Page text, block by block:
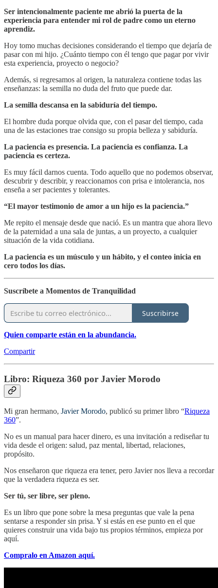
Ser intencionalmente paciente me abrió la puerta de la
experiencia para entender mi rol de padre como un eterno
aprendiz.
Hoy tomo muchas decisiones considerando el tiempo que dejaría de
pasar con mi hijo. ¿Cuánto tiempo con él tengo que pagar por vivir
esta experiencia, proyecto o negocio?
Además, si regresamos al origen, la naturaleza contiene todas las
enseñanzas: la semilla no duda del fruto que puede dar.
La semilla descansa en la sabiduría del tiempo.
El hombre duda porque olvida que, con el pasar del tiempo, cada
una de las estaciones trae consigo su propia belleza y sabiduría.
La paciencia es presencia. La paciencia es confianza. La
paciencia es certeza.
Es muy fácil darnos cuenta. Todo aquello que no podemos observar,
descubrir y describir, y reaccionamos con prisa e intolerancia, nos
enseña a ser pacientes y tolerantes.
“El mayor testimonio de amor a un hijo es la paciencia.”
Me repito el mensaje desde que nació. Es un mantra que ahora llevo
de la paternidad a una sala de juntas, a un proyecto, a cualquier
situación de la vida cotidiana.
La paciencia es un músculo y un hábito, y el conteo inicia en
cero todos los días.
Suscríbete a Momentos de Tranquilidad
Suscribirse
Quien comparte están en la abundancia.
Compartir
Libro: Riqueza 360 por Javier Morodo
Mi gran hermano, Javier Morodo, publicó su primer libro “Riqueza
360”.
No es un manual para hacer dinero, es una invitación a rediseñar tu
vida desde el origen: salud, paz mental, libertad, relaciones,
propósito.
Nos enseñaron que riqueza era tener, pero Javier nos lleva a recordar
que la verdadera riqueza es ser.
Ser tú, ser libre, ser pleno.
Es un libro que pone sobre la mesa preguntas que vale la pena
sentarse a responder sin prisa. Y si estás en ese punto en el que
quieres construir una vida bajo tus propios términos, empieza por
aquí.
Compralo en Amazon aquí.